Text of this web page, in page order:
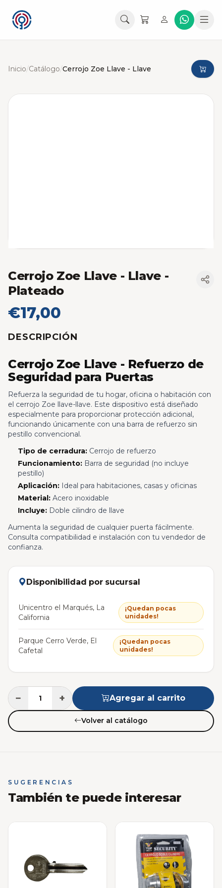
Inicio/Catálogo/Cerrojo Zoe Llave - Llave
Cerrojo Zoe Llave - Llave -
Plateado
€17,00
DESCRIPCIÓN
Cerrojo Zoe Llave - Refuerzo de
Seguridad para Puertas
Refuerza la seguridad de tu hogar, oficina o habitación con
el cerrojo Zoe llave-llave. Este dispositivo está diseñado
especialmente para proporcionar protección adicional,
funcionando únicamente con una barra de refuerzo sin
pestillo convencional.
Tipo de cerradura:Cerrojo de refuerzo
Funcionamiento:Barra de seguridad (no incluye
pestillo)
Aplicación:Ideal para habitaciones, casas y oficinas
Material:Acero inoxidable
Incluye:Doble cilindro de llave
Aumenta la seguridad de cualquier puerta fácilmente.
Consulta compatibilidad e instalación con tu vendedor de
confianza.
Disponibilidad por sucursal
Unicentro el Marqués, La
California
¡Quedan pocas
unidades!
Parque Cerro Verde, El
Cafetal
¡Quedan pocas
unidades!
− + Agregar al carrito
Volver al catálogo
SUGERENCIAS
También te puede interesar